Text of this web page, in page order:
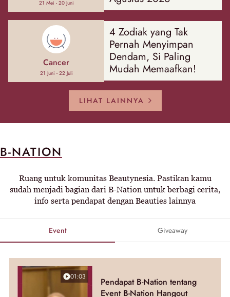
21 Mei - 20 Juni
Cancer
21 Juni - 22 Juli
4 Zodiak yang Tak
Pernah Menyimpan
Dendam, Si Paling
Mudah Memaafkan!
LIHAT LAINNYA
B-NATION
Ruang untuk komunitas Beautynesia. Pastikan kamu
sudah menjadi bagian dari B-Nation untuk berbagi cerita,
info serta pendapat dengan Beauties lainnya
Event Giveaway
01:03
Pendapat B-Nation tentang
Event B-Nation Hangout